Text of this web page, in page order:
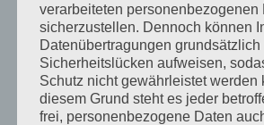
verarbeiteten personenbezogenen
sicherzustellen. Dennoch können
Datenübertragungen grundsätzlich
Sicherheitslücken aufweisen,
Schutz nicht gewährleistet werden
diesem Grund steht es jeder
frei, personenbezogene Daten